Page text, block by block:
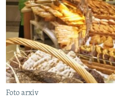
MULTIMEDIA
VIDEO
FOTOQALEREYA
İNFOQRAFIKA
KARIKATURA
RADIO ARXIV
OXU ZALI
AZƏRBAYCAN ƏDƏBIYYATI
İSLAM VƏ DEMOKRATIYA
İZ - MƏDƏNIYYƏT PROQRAMI
HAQQIMIZDA
MISSIYAMIZ
PEŞƏ ETIKASI VƏ JURNALISTIKA
MATERIALLARIMIZDAN ISTIFADƏ
BIZI IZLƏ
Foto arxiv